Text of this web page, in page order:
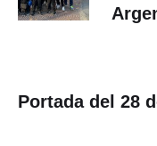
Portada del 28